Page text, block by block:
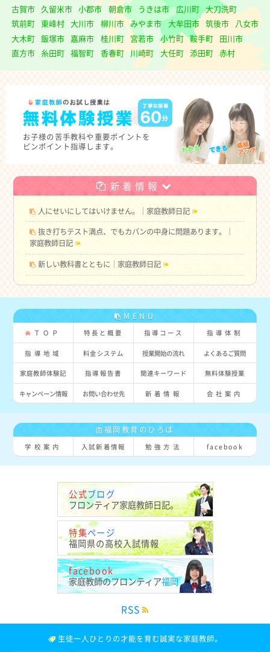
古賀市 久留米市 小郡市 朝倉市 うきは市 広川町 大刀洗町
筑前町 東峰村 大川市 柳川市 みやま市 大牟田市 筑後市 八女市
大木町 飯塚市 嘉麻市 桂川町 宮若市 小竹町 鞍手町 田川市
直方市 糸田町 福智町 香春町 川崎町 大任町 添田町 赤村
お子様の苦手教科や重要ポイントを
ピンポイント指導します。
新着情報
人にせいにしてはいけません。｜家庭教師日記
抜き打ちテスト満点、でもカバンの中身に問題あります。｜
家庭教師日記
新しい教科書とともに｜家庭教師日記
MENU
ＴＯＰ 特長と概要 指導コース 指導体制
指導地域 料金システム 授業開始の流れ よくあるご質問
家庭教師体験記 指導報告書 関連キーワード 無料体験授業
キャンペーン情報 お問い合わせ先 新着情報 会社案内
福岡教育のひろば
学校案内 入試新着情報 勉強方法 facebook
公式ブログ
フロンティア家庭教師日記。
特集ページ
福岡県の高校入試情報
facebook
家庭教師のフロンティア福岡
RSS
生徒一人ひとりの才能を育む誠実な家庭教師。